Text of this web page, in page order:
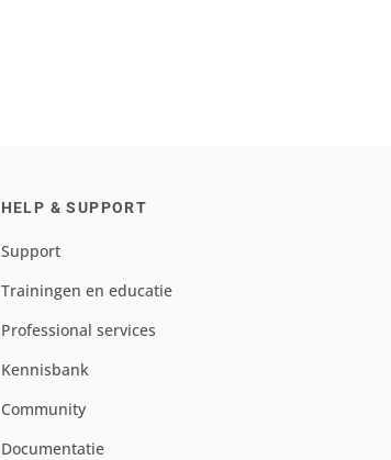
HELP & SUPPORT
Support
Trainingen en educatie
Professional services
Kennisbank
Community
Documentatie